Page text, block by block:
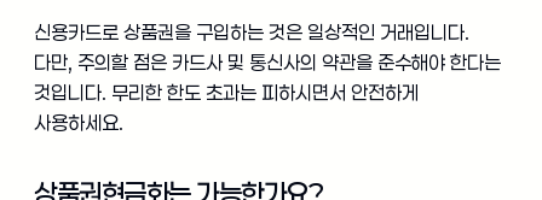
신용카드로 상품권을 구입하는 것은 일상적인 거래입니다.
다만, 주의할 점은 카드사 및 통신사의 약관을 준수해야 한다는
것입니다. 무리한 한도 초과는 피하시면서 안전하게
사용하세요.
상품권현금화는 가능한가요?